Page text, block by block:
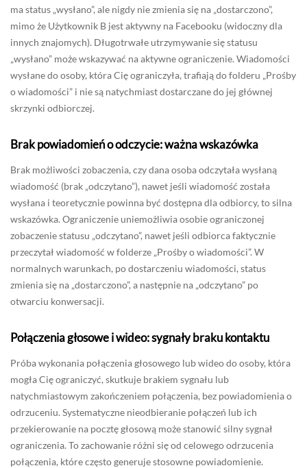
ma status „wysłano”, ale nigdy nie zmienia się na „dostarczono”,
mimo że Użytkownik B jest aktywny na Facebooku (widoczny dla
innych znajomych). Długotrwałe utrzymywanie się statusu
„wysłano” może wskazywać na aktywne ograniczenie. Wiadomości
wysłane do osoby, która Cię ograniczyła, trafiają do folderu „Prośby
o wiadomości” i nie są natychmiast dostarczane do jej głównej
skrzynki odbiorczej.
Brak powiadomień o odczycie: ważna wskazówka
Brak możliwości zobaczenia, czy dana osoba odczytała wysłaną
wiadomość (brak „odczytano”), nawet jeśli wiadomość została
wysłana i teoretycznie powinna być dostępna dla odbiorcy, to silna
wskazówka. Ograniczenie uniemożliwia osobie ograniczonej
zobaczenie statusu „odczytano”, nawet jeśli odbiorca faktycznie
przeczytał wiadomość w folderze „Prośby o wiadomości”. W
normalnych warunkach, po dostarczeniu wiadomości, status
zmienia się na „dostarczono”, a następnie na „odczytano” po
otwarciu konwersacji.
Połączenia głosowe i wideo: sygnały braku kontaktu
Próba wykonania połączenia głosowego lub wideo do osoby, która
mogła Cię ograniczyć, skutkuje brakiem sygnału lub
natychmiastowym zakończeniem połączenia, bez powiadomienia o
odrzuceniu. Systematyczne nieodbieranie połączeń lub ich
przekierowanie na pocztę głosową może stanowić silny sygnał
ograniczenia. To zachowanie różni się od celowego odrzucenia
połączenia, które często generuje stosowne powiadomienie.